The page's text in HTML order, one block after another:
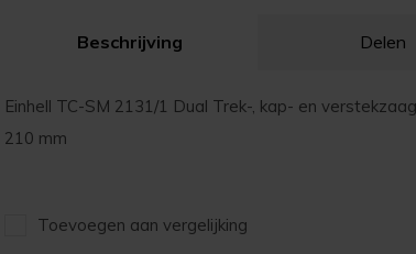
Beschrijving Delen
Einhell TC-SM 2131/1 Dual Trek-, kap- en
210 mm
Toevoegen aan vergelijking